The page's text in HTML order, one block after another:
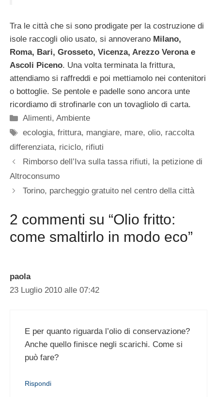
Tra le città che si sono prodigate per la costruzione di
isole raccogli olio usato, si annoverano Milano,
Roma, Bari, Grosseto, Vicenza, Arezzo Verona e
Ascoli Piceno. Una volta terminata la frittura,
attendiamo si raffreddi e poi mettiamolo nei contenitori
o bottoglie. Se pentole e padelle sono ancora unte
ricordiamo di strofinarle con un tovagliolo di carta.
Categorie
Alimenti,Ambiente
Tag
ecologia,frittura, mangiare, mare,olio, raccolta
differenziata, riciclo, rifiuti
Rimborso dell’Iva sulla tassa rifiuti, la petizione di
Altroconsumo
Torino, parcheggio gratuito nel centro della città
2 commenti su “Olio fritto:
come smaltirlo in modo eco”
paola
23 Luglio 2010 alle 07:42
E per quanto riguarda l’olio di conservazione?
Anche quello finisce negli scarichi. Come si
può fare?
Rispondi